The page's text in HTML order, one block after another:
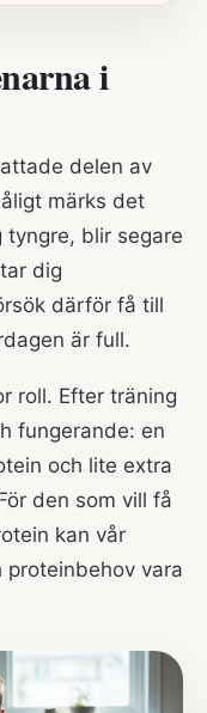
i
delen av
märks det
blir segare
dig
därför få till
är full.
roll. Efter träning
fungerande: en
och lite extra
den som vill få
kan vår
proteinbehov vara